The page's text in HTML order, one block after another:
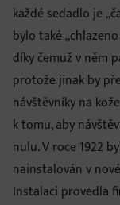
každé sedadlo je
bylo také
díky čemuž v něm
protože jinak by
návštěvníky na
k tomu, aby
nulu. V roce 1922
nainstalován v
Instalaci provedla